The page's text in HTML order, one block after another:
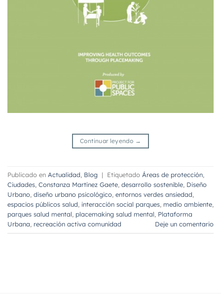
Continuar leyendo →
Publicado en Actualidad Blog | Etiquetado Áreas de protección
Ciudades Constanza Martínez Gaete desarrollo sostenible Diseño
Urbano diseño urbano psicológico entornos verdes ansiedad
espacios públicos salud interacción social parques medio ambiente
parques salud mental placemaking salud mental Plataforma
Urbana recreación activa comunidad Deje un comentario